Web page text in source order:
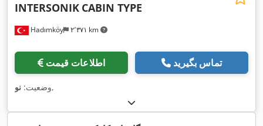
Hadımköy ۲٬۳۷۱ km
INTERSONIK CABIN TYPE
اطلاعات قیمت تماس بگیرید
وضعیت: نو ,